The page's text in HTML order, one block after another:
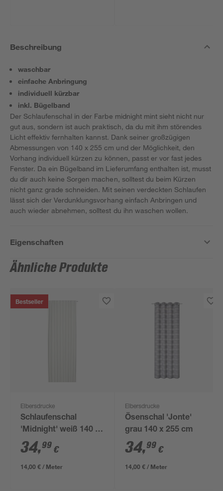
Beschreibung
waschbar
einfache Anbringung
individuell kürzbar
inkl. Bügelband
Der Schlaufenschal in der Farbe midnight mint sieht nicht nur
gut aus, sondern ist auch praktisch, da du mit ihm störendes
Licht effektiv fernhalten kannst. Dank seiner großzügigen
Abmessungen von 140 x 255 cm und der Möglichkeit, den
Vorhang individuell kürzen zu können, passt er vor fast jedes
Fenster. Da ein Bügelband im Lieferumfang enthalten ist, musst
du dir auch keine Sorgen machen, solltest du beim Kürzen
nicht ganz grade schneiden. Mit seinen verdeckten Schlaufen
lässt sich der Verdunklungsvorhang einfach Anbringen und
auch wieder abnehmen, solltest du ihn waschen wollen.
Eigenschaften
Ähnliche Produkte
Bestseller
Elbersdrucke
Schlaufenschal
'Midnight' weiß 140 x
255 cm
34,99 €
14,00 € / Meter
Elbersdrucke
Ösenschal 'Jonte'
grau 140 x 255 cm
34,99 €
14,00 € / Meter